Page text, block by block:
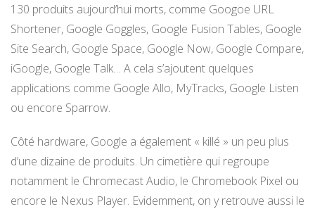
130 produits aujourd’hui morts, comme Googoe URL
Shortener, Google Goggles, Google Fusion Tables, Google
Site Search, Google Space, Google Now, Google Compare,
iGoogle, Google Talk… A cela s’ajoutent quelques
applications comme Google Allo, MyTracks, Google Listen
ou encore Sparrow.
Côté hardware, Google a également « killé » un peu plus
d’une dizaine de produits. Un cimetière qui regroupe
notamment le Chromecast Audio, le Chromebook Pixel ou
encore le Nexus Player. Evidemment, on y retrouve aussi le